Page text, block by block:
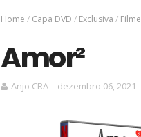
Home / Capa DVD / Exclusiva / Filme
Amor²
Anjo CRA dezembro 06, 2021